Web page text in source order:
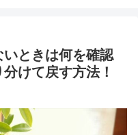
ときは何を確認
けて戻す方法！